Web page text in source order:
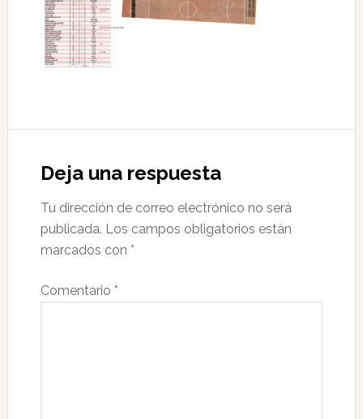
Deja una respuesta
Tu dirección de correo electrónico no será
publicada. Los campos obligatorios están
marcados con *
Comentario *